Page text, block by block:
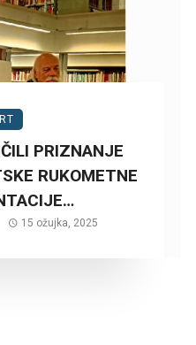
PRIZNANJE
RUKOMETNE
15 ožujka, 2025